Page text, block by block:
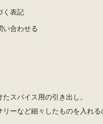
く表記
い合わせる
スパイス用の引き出し。
リーなど細々したものを入れる